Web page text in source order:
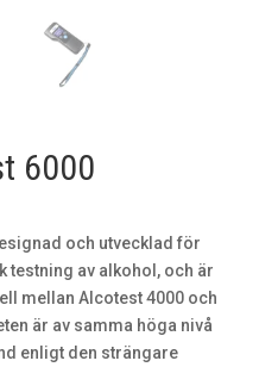
6000
och utvecklad för
testning av alkohol, och är
mellan Alcotest 4000 och
är av samma höga nivå
enligt den strängare